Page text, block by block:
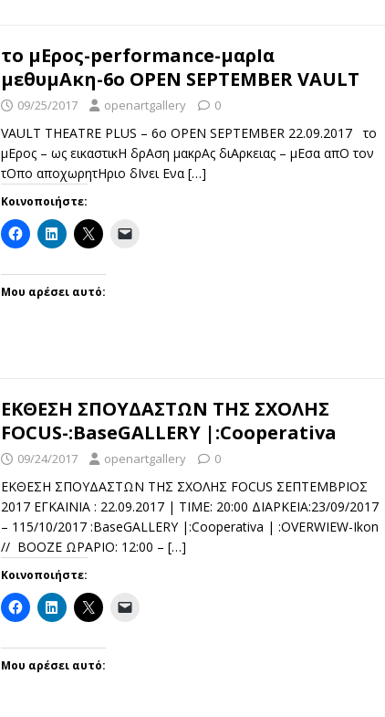
το μΕρος-performance-μαρΙα
μεθυμΑκη-6ο OPEN SEPTEMBER VAULT
09/25/2017 openartgallery 0
VAULT THEATRE PLUS – 6ο OPEN SEPTEMBER 22.09.2017 το
μΕρος – ως εικαστικΗ δρΑση μακρΑς διΑρκειας – μΕσα απΟ τον
τΟπο αποχωρητΗριο δΙνει Ενα […]
Κοινοποιήστε:
Μου αρέσει αυτό:
ΕΚΘΕΣΗ ΣΠΟΥΔΑΣΤΩΝ ΤΗΣ ΣΧΟΛΗΣ
FOCUS-:BaseGALLERY |:Cooperativa
09/24/2017 openartgallery 0
ΕΚΘΕΣΗ ΣΠΟΥΔΑΣΤΩΝ ΤΗΣ ΣΧΟΛΗΣ FOCUS ΣΕΠΤΕΜΒΡΙΟΣ
2017 ΕΓΚΑΙΝΙΑ : 22.09.2017 | TIME: 20:00 ΔΙΑΡΚΕΙΑ:23/09/2017
– 115/10/2017 :BaseGALLERY |:Cooperativa | :OVERWIEW-Ikon
// BOOZE ΩΡΑΡΙΟ: 12:00 – […]
Κοινοποιήστε:
Μου αρέσει αυτό: